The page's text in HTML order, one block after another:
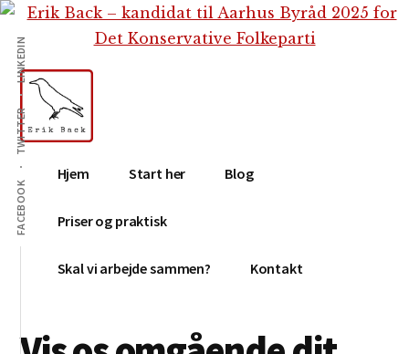
Skip
indhold
Gå
primær
sidebar
Skip
footer
Additional
menu
FACEBOOK
TWITTER
LINKEDIN
Erik
Back
Tekstforfatter,
content
creation,
blog,
medier
Hjem Start her Blog
Priser og praktisk
Skal vi arbejde sammen? Kontakt